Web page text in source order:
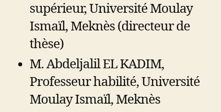
supérieur, Université Moulay
Ismaïl, Meknès (directeur de
thèse)
M. Abdeljalil EL KADIM,
Professeur habilité, Université
Moulay Ismaïl, Meknès